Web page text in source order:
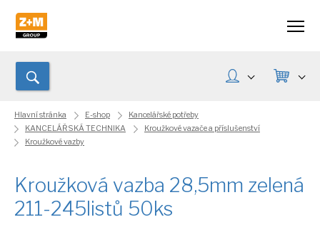
Hlavní stránka E-shop
Kancelářské potřeby
KANCELÁŘSKÁ TECHNIKA
Kroužkové vazače a příslušenství
Kroužkové vazby
Kroužková vazba 28,5mm zelená
211-245listů 50ks